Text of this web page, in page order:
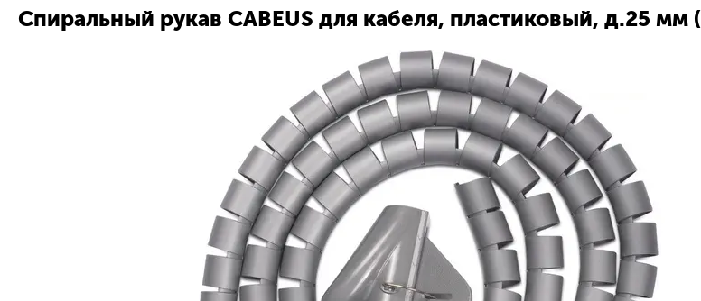
Спиральный рукав CABEUS для кабеля, пластиковый, д.25 мм